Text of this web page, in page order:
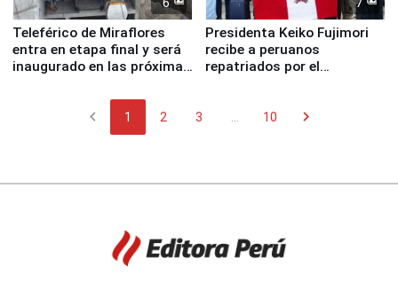
Teleférico de Miraflores
entra en etapa final y será
inaugurado en las próximas
Presidenta Keiko Fujimori
recibe a peruanos
repatriados por el
chevron_left 1 2 3 10 chevron_right